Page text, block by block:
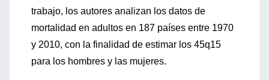
trabajo, los autores analizan los datos de
mortalidad en adultos en 187 países entre 1970
y 2010, con la finalidad de estimar los 45q15
para los hombres y las mujeres.